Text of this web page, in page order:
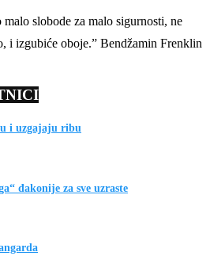
slobode za malo sigurnosti, ne
i izgubiće oboje.” Bendžamin Frenklin
i uzgajaju ribu
đakonije za sve uzraste